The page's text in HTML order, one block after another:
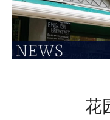
花